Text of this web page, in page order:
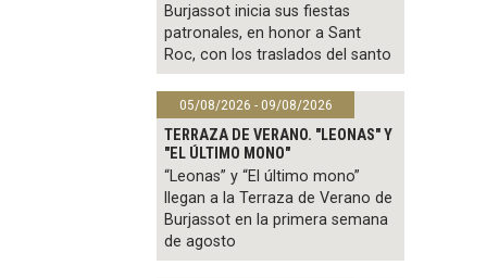
Burjassot inicia sus fiestas
patronales, en honor a Sant
Roc, con los traslados del santo
05/08/2026 - 09/08/2026
TERRAZA DE VERANO. "LEONAS" Y
"EL ÚLTIMO MONO"
“Leonas” y “El último mono”
llegan a la Terraza de Verano de
Burjassot en la primera semana
de agosto